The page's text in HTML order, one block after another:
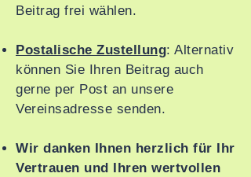
Beitrag frei wählen.
Postalische Zustellung: Alternativ
können Sie Ihren Beitrag auch
gerne per Post an unsere
Vereinsadresse senden.
Wir danken Ihnen herzlich für Ihr
Vertrauen und Ihren wertvollen